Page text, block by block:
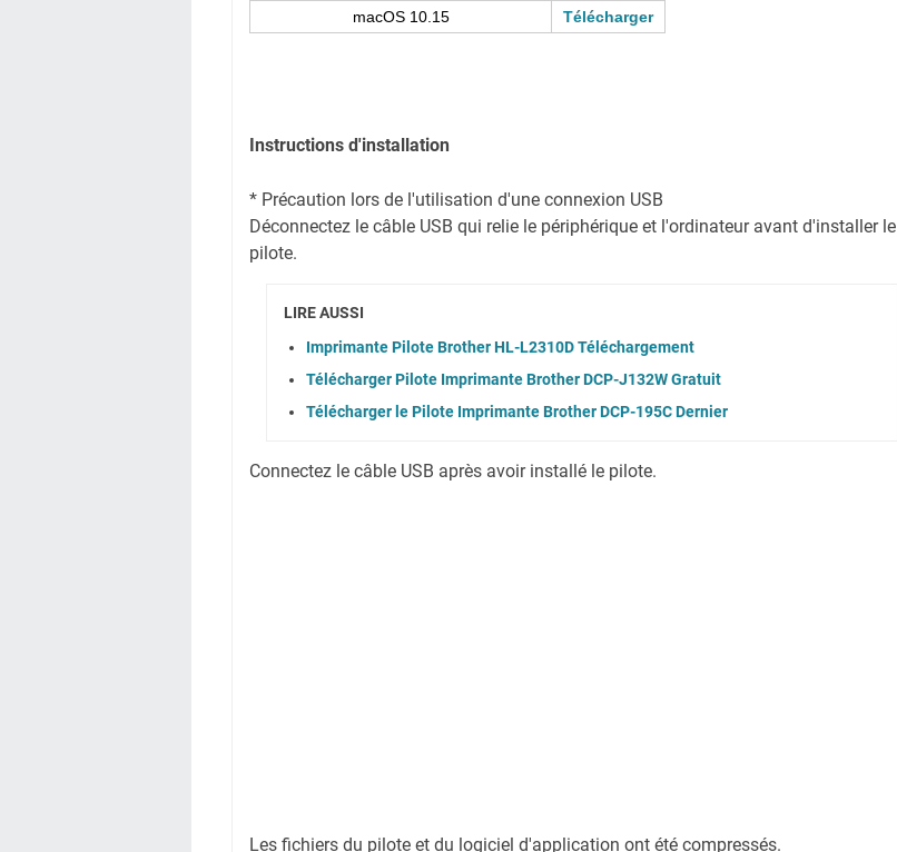
macOS 10.15
Télécharger
Instructions d'installation
* Précaution lors de l'utilisation d'une connexion USB
Déconnectez le câble USB qui relie le périphérique et l'ordinateur avant d'installer le
pilote.
LIRE AUSSI
Imprimante Pilote Brother HL-L2310D Téléchargement
Télécharger Pilote Imprimante Brother DCP-J132W Gratuit
Télécharger le Pilote Imprimante Brother DCP-195C Dernier
Connectez le câble USB après avoir installé le pilote.
Les fichiers du pilote et du logiciel d'application ont été compressés.